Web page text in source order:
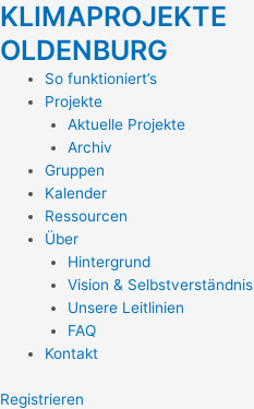
Zum
springen
KLIMAPROJEKTE
OLDENBURG
Main
Menu
So funktioniert’s
Projekte
Aktuelle Projekte
Archiv
Gruppen
Kalender
Ressourcen
Über
Hintergrund
Vision & Selbstverständnis
Unsere Leitlinien
FAQ
Kontakt
Registrieren